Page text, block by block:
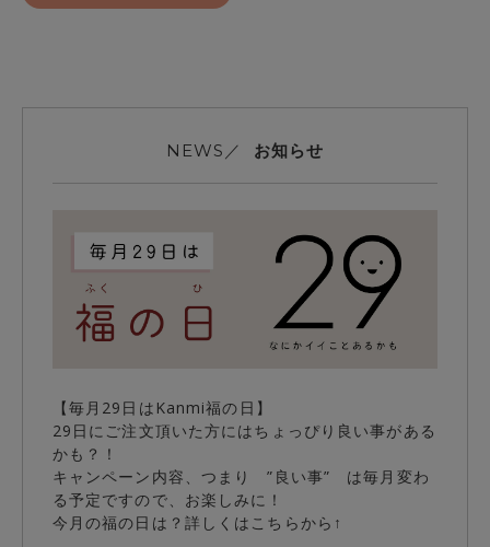
NEWS／ お知らせ
【毎月29日はKanmi福の日】
29日にご注文頂いた方にはちょっぴり良い事がある
かも？！
キャンペーン内容、つまり ”良い事” は毎月変わ
る予定ですので、お楽しみに！
今月の福の日は？詳しくはこちらから↑